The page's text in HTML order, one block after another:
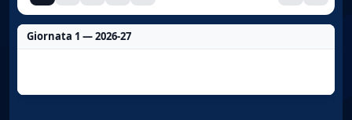
Giornata 1 — 2026-27